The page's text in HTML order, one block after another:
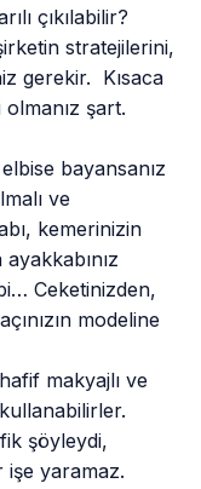
çıkılabilir?
stratejilerini,
gerekir. Kısaca
şart.
bayansanız
ve
kemerinizin
Ceketinizden,
modeline
makyajlı ve
şöyleydi,
işe yaramaz.